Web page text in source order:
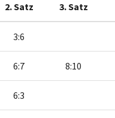
2. Satz 3. Satz
3:6
6:7 8:10
6:3